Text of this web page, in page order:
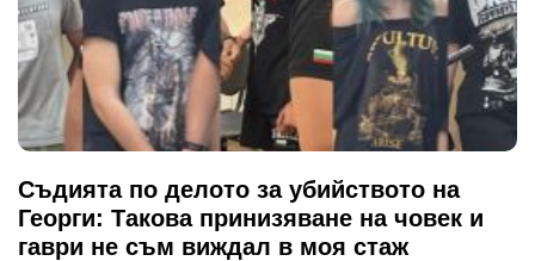
Съдията по делото за убийството на
Георги: Такова принизяване на човек и
гаври не съм виждал в моя стаж